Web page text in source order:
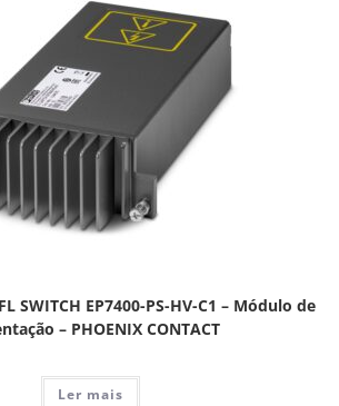
SWITCH EP7400-PS-HV-C1 – Módulo de
– PHOENIX CONTACT
Ler mais